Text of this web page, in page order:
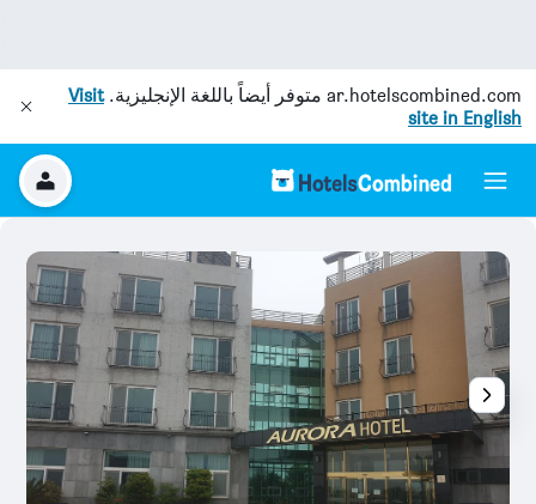
ar.hotelscombined.com متوفر أيضاً باللغة الإنجليزية.Visit
site in English